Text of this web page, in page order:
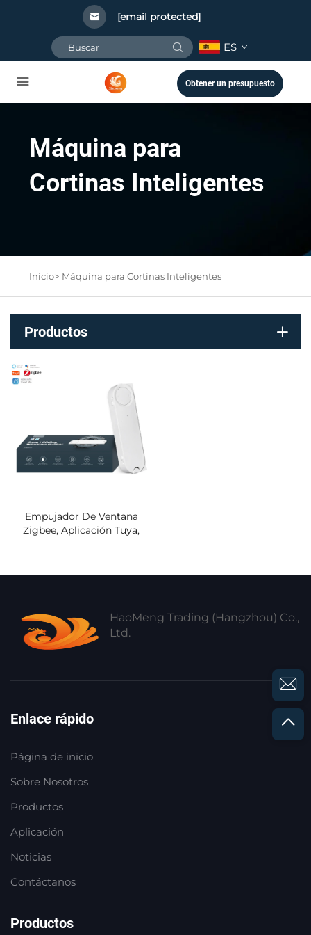
[email protected]
ES
Obtener un presupuesto
Máquina para
Cortinas Inteligentes
Inicio> Máquina para Cortinas Inteligentes
Productos
Empujador De Ventana
Zigbee, Aplicación Tuya,
HaoMeng Trading (Hangzhou) Co.,
Ltd.
Enlace rápido
Página de inicio
Sobre Nosotros
Productos
Aplicación
Noticias
Contáctanos
Productos